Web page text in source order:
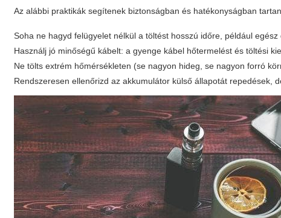
Az alábbi praktikák segítenek biztonságban és hatékonyságban
Soha ne hagyd felügyelet nélkül a töltést hosszú időre, például egész
Használj jó minőségű kábelt: a gyenge kábel hőtermelést és töltési
Ne tölts extrém hőmérsékleten (se nagyon hideg, se nagyon forró
Rendszeresen ellenőrizd az akkumulátor külső állapotát repedések,